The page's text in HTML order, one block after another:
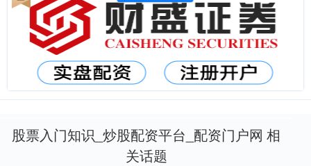
股票入门知识_炒股配资平台_配资门户网 相
关话题